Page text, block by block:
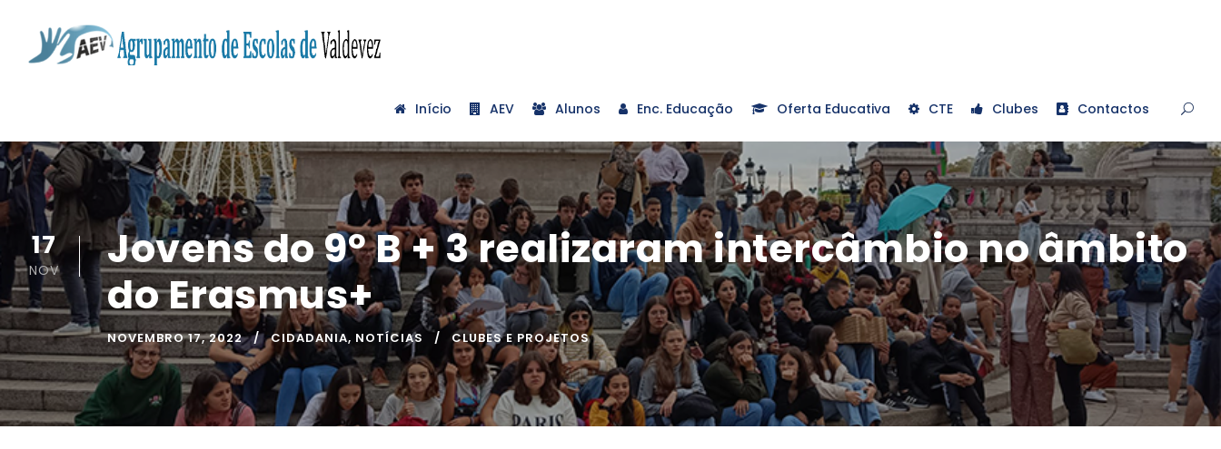
Início AEV Alunos Enc. Educação Oferta Educativa CTE Clubes Contactos
17
NOV
Jovens do 9º B + 3 realizaram intercâmbio no âmbito
do Erasmus+
NOVEMBRO 17, 2022 CIDADANIA, NOTÍCIAS CLUBES E PROJETOS